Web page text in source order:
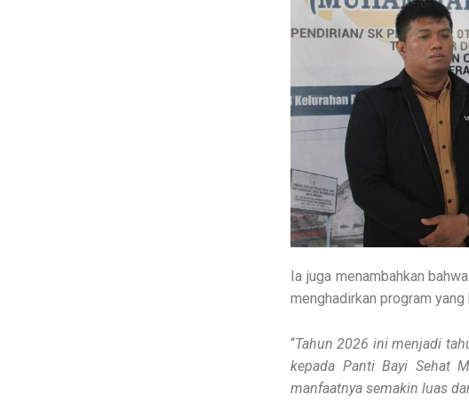
Ia juga menambahkan
menghadirkan program
“Tahun 2026 ini menjadi
kepada Panti Bayi Sehat
manfaatnya semakin luas